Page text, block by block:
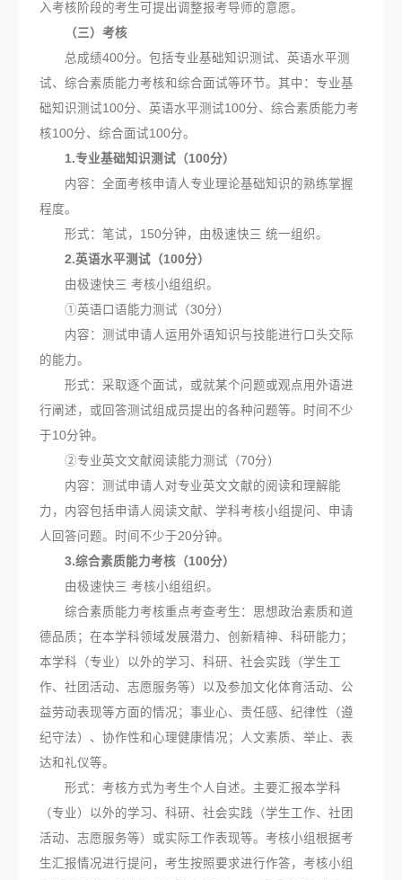
入考核阶段的考生可提出调整报考导师的意愿。
（三）考核
总成绩400分。包括专业基础知识测试、英语水平测
试、综合素质能力考核和综合面试等环节。其中：专业基
础知识测试100分、英语水平测试100分、综合素质能力考
核100分、综合面试100分。
1.专业基础知识测试（100分）
内容：全面考核申请人专业理论基础知识的熟练掌握
程度。
形式：笔试，150分钟，由极速快三 统一组织。
2.英语水平测试（100分）
由极速快三 考核小组组织。
①英语口语能力测试（30分）
内容：测试申请人运用外语知识与技能进行口头交际
的能力。
形式：采取逐个面试，或就某个问题或观点用外语进
行阐述，或回答测试组成员提出的各种问题等。时间不少
于10分钟。
②专业英文文献阅读能力测试（70分）
内容：测试申请人对专业英文文献的阅读和理解能
力，内容包括申请人阅读文献、学科考核小组提问、申请
人回答问题。时间不少于20分钟。
3.综合素质能力考核（100分）
由极速快三 考核小组组织。
综合素质能力考核重点考查考生：思想政治素质和道
德品质；在本学科领域发展潜力、创新精神、科研能力；
本学科（专业）以外的学习、科研、社会实践（学生工
作、社团活动、志愿服务等）以及参加文化体育活动、公
益劳动表现等方面的情况；事业心、责任感、纪律性（遵
纪守法）、协作性和心理健康情况；人文素质、举止、表
达和礼仪等。
形式：考核方式为考生个人自述。主要汇报本学科
（专业）以外的学习、科研、社会实践（学生工作、社团
活动、志愿服务等）或实际工作表现等。考核小组根据考
生汇报情况进行提问，考生按照要求进行作答，考核小组